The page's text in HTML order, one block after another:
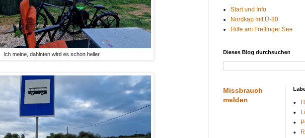
Ich meine, dahinten wird es schon heller
Start und Info
Nordkap mit Ü-80
Hilfe am Freilinger See
Dieses Blog durchsuchen
Missbrauch
melden